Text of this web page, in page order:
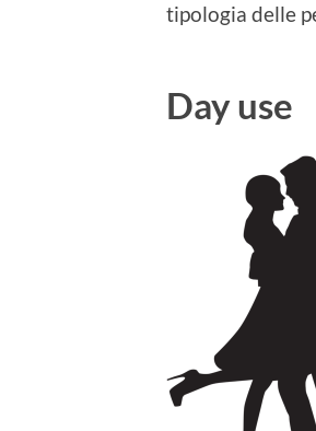
tipologia delle
Day use